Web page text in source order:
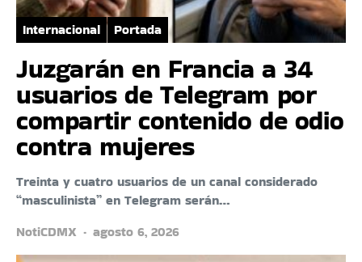
Internacional Portada
Juzgarán en Francia a 34
usuarios de Telegram por
compartir contenido de odio
contra mujeres
Treinta y cuatro usuarios de un canal considerado
“masculinista” en Telegram serán…
NotiCDMX
agosto 6, 2026